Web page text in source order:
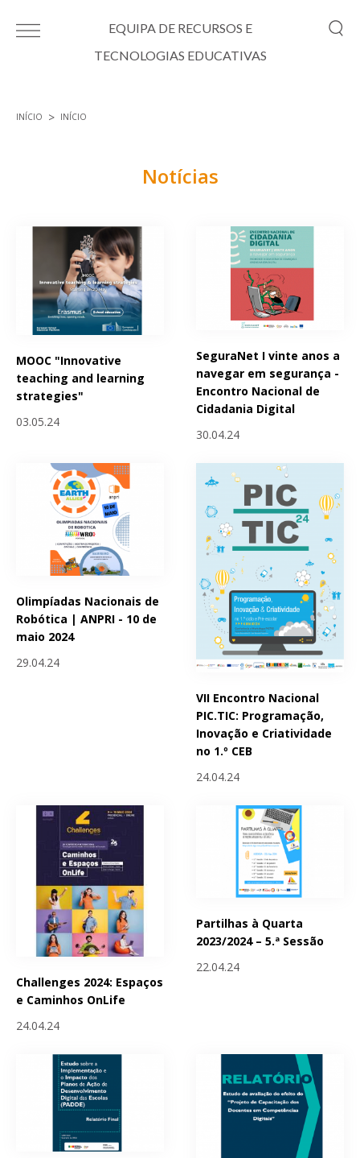
EQUIPA DE RECURSOS E
TECNOLOGIAS EDUCATIVAS
INÍCIO INÍCIO
Notícias
MOOC "Innovative
teaching and learning
strategies"
03.05.24
SeguraNet I vinte anos a
navegar em segurança -
Encontro Nacional de
Cidadania Digital
30.04.24
Olimpíadas Nacionais de
Robótica | ANPRI - 10 de
maio 2024
29.04.24
VII Encontro Nacional
PIC.TIC: Programação,
Inovação e Criatividade
no 1.º CEB
24.04.24
Challenges 2024: Espaços
e Caminhos OnLife
24.04.24
Partilhas à Quarta
2023/2024 – 5.ª Sessão
22.04.24
Páginas